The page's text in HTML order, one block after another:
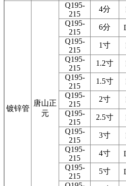
镀锌管
唐山正
元
Q195-
215
4分
Q195-
215
6分
Q195-
215
1寸
Q195-
215
1.2寸
Q195-
215
1.5寸
Q195-
215
2寸
Q195-
215
2.5寸
Q195-
215
3寸
Q195-
215
4寸
Q195-
215
5寸